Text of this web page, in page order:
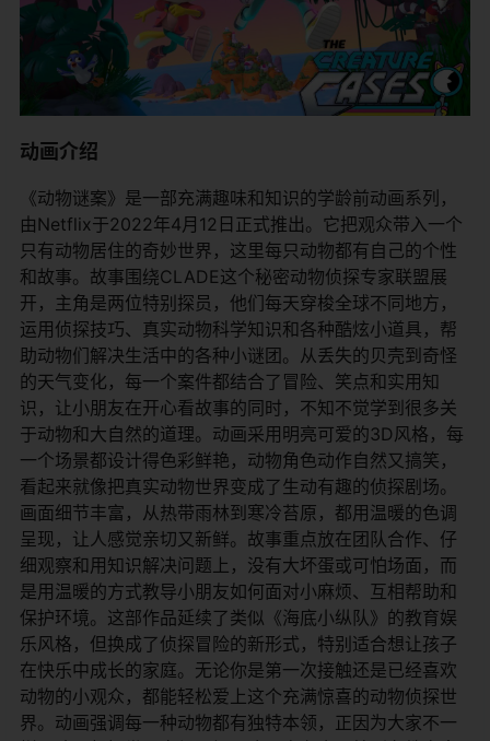
动画介绍
《动物谜案》是一部充满趣味和知识的学龄前动画系列，
由Netflix于2022年4月12日正式推出。它把观众带入一个
只有动物居住的奇妙世界，这里每只动物都有自己的个性
和故事。故事围绕CLADE这个秘密动物侦探专家联盟展
开，主角是两位特别探员，他们每天穿梭全球不同地方，
运用侦探技巧、真实动物科学知识和各种酷炫小道具，帮
助动物们解决生活中的各种小谜团。从丢失的贝壳到奇怪
的天气变化，每一个案件都结合了冒险、笑点和实用知
识，让小朋友在开心看故事的同时，不知不觉学到很多关
于动物和大自然的道理。动画采用明亮可爱的3D风格，每
一个场景都设计得色彩鲜艳，动物角色动作自然又搞笑，
看起来就像把真实动物世界变成了生动有趣的侦探剧场。
画面细节丰富，从热带雨林到寒冷苔原，都用温暖的色调
呈现，让人感觉亲切又新鲜。故事重点放在团队合作、仔
细观察和用知识解决问题上，没有大坏蛋或可怕场面，而
是用温暖的方式教导小朋友如何面对小麻烦、互相帮助和
保护环境。这部作品延续了类似《海底小纵队》的教育娱
乐风格，但换成了侦探冒险的新形式，特别适合想让孩子
在快乐中成长的家庭。无论你是第一次接触还是已经喜欢
动物的小观众，都能轻松爱上这个充满惊喜的动物侦探世
界。动画强调每一种动物都有独特本领，正因为大家不一